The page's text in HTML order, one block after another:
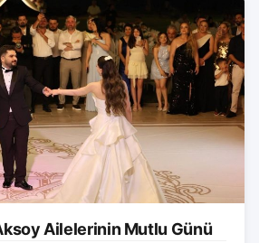
Ailelerinin Mutlu Günü